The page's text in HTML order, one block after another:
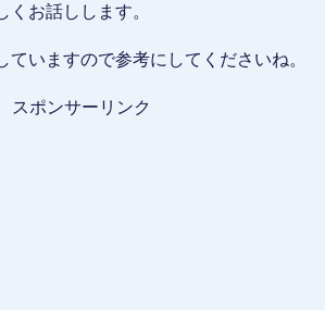
くお話しします。
ていますので参考にしてくださいね。
スポンサーリンク